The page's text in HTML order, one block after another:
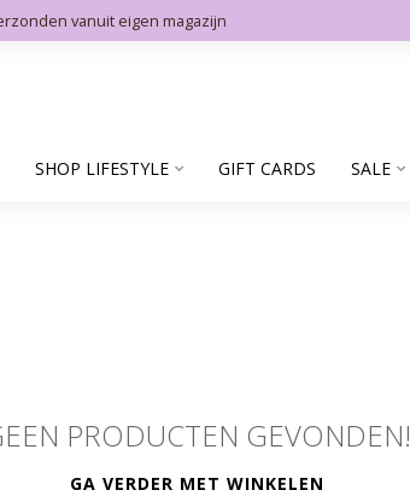
vanuit eigen magazijn
SHOP LIFESTYLE GIFT CARDS SALE
PRODUCTEN GEVONDEN!
GA VERDER MET WINKELEN